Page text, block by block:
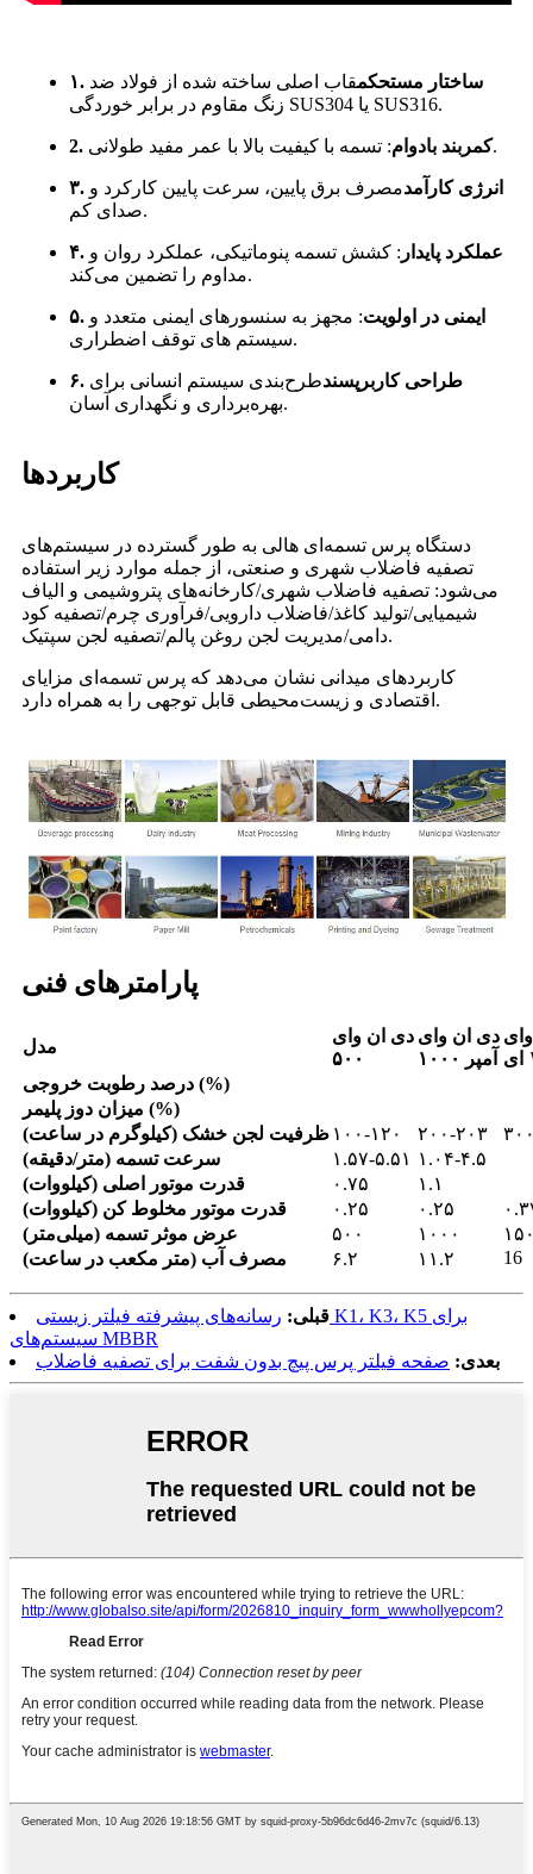
۱. ساختار مستحکمقاب اصلی ساخته شده از فولاد ضد
زنگ مقاوم در برابر خوردگی SUS304 یا SUS316.
2. کمربند بادوام: تسمه با کیفیت بالا با عمر مفید طولانی.
۳. انرژی کارآمدمصرف برق پایین، سرعت پایین کارکرد و
صدای کم.
۴. عملکرد پایدار : کشش تسمه پنوماتیکی، عملکرد روان و
مداوم را تضمین می‌کند.
۵. ایمنی در اولویت: مجهز به سنسورهای ایمنی متعدد و
سیستم های توقف اضطراری.
۶. طراحی کاربرپسندطرح‌بندی سیستم انسانی برای
بهره‌برداری و نگهداری آسان.
کاربردها
دستگاه پرس تسمه‌ای هالی به طور گسترده در سیستم‌های
تصفیه فاضلاب شهری و صنعتی، از جمله موارد زیر استفاده
می‌شود: تصفیه فاضلاب شهری/کارخانه‌های پتروشیمی و الیاف
شیمیایی/تولید کاغذ/فاضلاب دارویی/فرآوری چرم/تصفیه کود
دامی/مدیریت لجن روغن پالم/تصفیه لجن سپتیک.
کاربردهای میدانی نشان می‌دهد که پرس تسمه‌ای مزایای
اقتصادی و زیست‌محیطی قابل توجهی را به همراه دارد.
پارامترهای فنی
مدل
دی ان وای
۵۰۰
دی ان وای
۱۰۰۰ آمپر
درصد رطوبت خروجی (%)
میزان دوز پلیمر (%)
ظرفیت لجن خشک (کیلوگرم در ساعت) ۱۰۰-۱۲۰ ۲۰۰-۲۰۳
سرعت تسمه (متر/دقیقه)
۱.۵۷-۵.۵۱ ۱.۰۴-۴.۵
قدرت موتور اصلی (کیلووات)
۰.۷۵
۱.۱
قدرت موتور مخلوط کن (کیلووات)
۰.۲۵ ۰.۲۵
عرض موثر تسمه (میلی‌متر)
۵۰۰ ۱۰۰۰
مصرف آب (متر مکعب در ساعت)
۶.۲ ۱۱.۲ 16
قبلی: رسانه‌های پیشرفته فیلتر زیستی K1، K3، K5 برای
سیستم‌های MBBR
بعدی: صفحه فیلتر پرس پیچ بدون شفت برای تصفیه فاضلاب